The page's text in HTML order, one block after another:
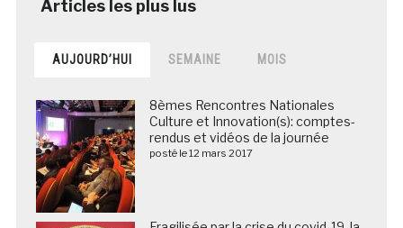
AUJOURD’HUI SEMAINE MOIS
8èmes Rencontres Nationales
Culture et Innovation(s): comptes-
rendus et vidéos de la journée
posté le 12 mars 2017